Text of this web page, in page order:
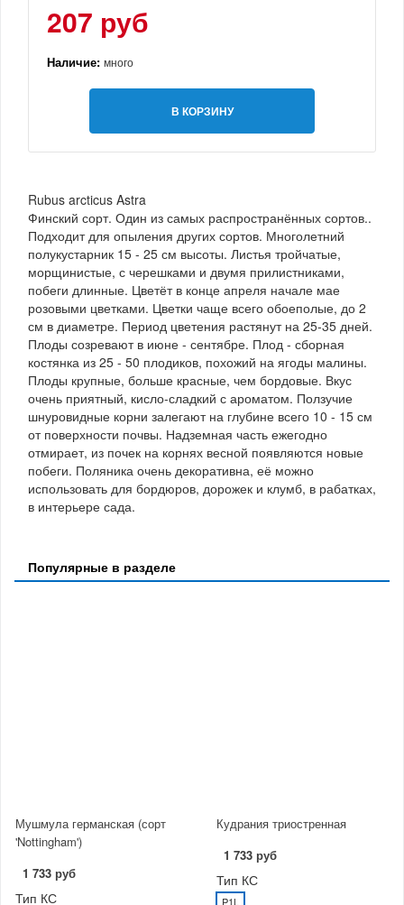
207 руб
Наличие: много
В КОРЗИНУ
Rubus arcticus Astra
Финский сорт. Один из самых распространённых сортов..
Подходит для опыления других сортов. Многолетний
полукустарник 15 - 25 см высоты. Листья тройчатые,
морщинистые, с черешками и двумя прилистниками,
побеги длинные. Цветёт в конце апреля начале мае
розовыми цветками. Цветки чаще всего обоеполые, до 2
см в диаметре. Период цветения растянут на 25-35 дней.
Плоды созревают в июне - сентябре. Плод - сборная
костянка из 25 - 50 плодиков, похожий на ягоды малины.
Плоды крупные, больше красные, чем бордовые. Вкус
очень приятный, кисло-сладкий с ароматом. Ползучие
шнуровидные корни залегают на глубине всего 10 - 15 см
от поверхности почвы. Надземная часть ежегодно
отмирает, из почек на корнях весной появляются новые
побеги. Поляника очень декоративна, её можно
использовать для бордюров, дорожек и клумб, в рабатках,
в интерьере сада.
Популярные в разделе
Мушмула германская (сорт
'Nottingham')
1 733 руб
Тип КС
Кудрания триостренная
1 733 руб
Тип КС
P1L